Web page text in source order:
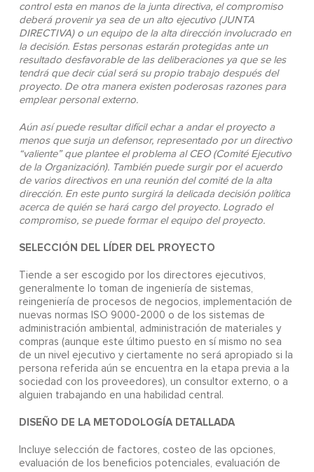
control esta en manos de la junta directiva, el compromiso
deberá provenir ya sea de un alto ejecutivo (JUNTA
DIRECTIVA) o un equipo de la alta dirección involucrado en
la decisión. Estas personas estarán protegidas ante un
resultado desfavorable de las deliberaciones ya que se les
tendrá que decir cúal será su propio trabajo después del
proyecto. De otra manera existen poderosas razones para
emplear personal externo.
Aún así puede resultar difícil echar a andar el proyecto a
menos que surja un defensor, representado por un directivo
“valiente” que plantee el problema al CEO (Comité Ejecutivo
de la Organización). También puede surgir por el acuerdo
de varios directivos en una reunión del comité de la alta
dirección. En este punto surgirá la delicada decisión política
acerca de quién se hará cargo del proyecto. Logrado el
compromiso, se puede formar el equipo del proyecto.
SELECCIÓN DEL LÍDER DEL PROYECTO
Tiende a ser escogido por los directores ejecutivos,
generalmente lo toman de ingeniería de sistemas,
reingeniería de procesos de negocios, implementación de
nuevas normas ISO 9000-2000 o de los sistemas de
administración ambiental, administración de materiales y
compras (aunque este último puesto en sí mismo no sea
de un nivel ejecutivo y ciertamente no será apropiado si la
persona referida aún se encuentra en la etapa previa a la
sociedad con los proveedores), un consultor externo, o a
alguien trabajando en una habilidad central.
DISEÑO DE LA METODOLOGÍA DETALLADA
Incluye selección de factores, costeo de las opciones,
evaluación de los beneficios potenciales, evaluación de